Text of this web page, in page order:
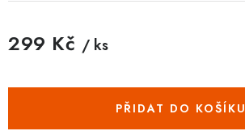
HODNOCENÍ OBCHODU
VRÁCENÍ ZBOŽÍ A REKLAMACE
299 Kč / ks
PŘIDAT DO KOŠÍKU